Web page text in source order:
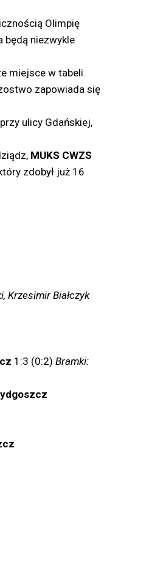
Olimpię
będą niezwykle
miejsce w tabeli.
zapowiada się
ulicy Gdańskiej,
MUKS CWZS
zdobył już 16
Krzesimir Białczyk
1:3 (0:2) Bramki: